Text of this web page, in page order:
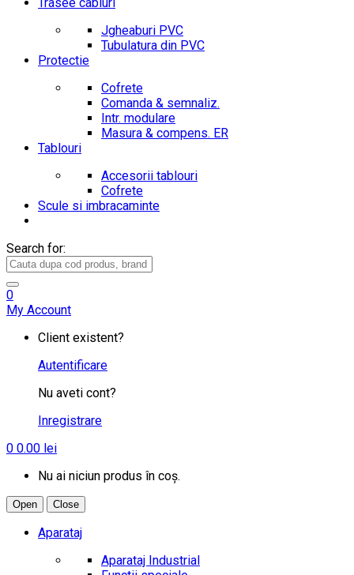
Jgheaburi PVC
Tubulatura din PVC
Protectie
Cofrete
Comanda & semnaliz.
Intr. modulare
Masura & compens. ER
Tablouri
Accesorii tablouri
Cofrete
Scule si imbracaminte
Search for:
0
My Account
Client existent?
Autentificare
Nu aveti cont?
Inregistrare
0 0.00 lei
Nu ai niciun produs în coș.
Open Close
Aparataj
Aparataj Industrial